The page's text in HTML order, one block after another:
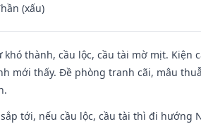
(xấu)
khó thành, cầu lộc, cầu tài mờ mịt. Kiện
mới thấy. Đề phòng tranh cãi, mâu
tới, nếu cầu lộc, cầu tài thì đi hướng